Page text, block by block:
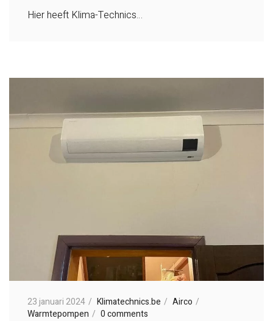
Hier heeft Klima-Technics…
23 januari 2024 Klimatechnics.be
Airco
Warmtepompen
0 comments